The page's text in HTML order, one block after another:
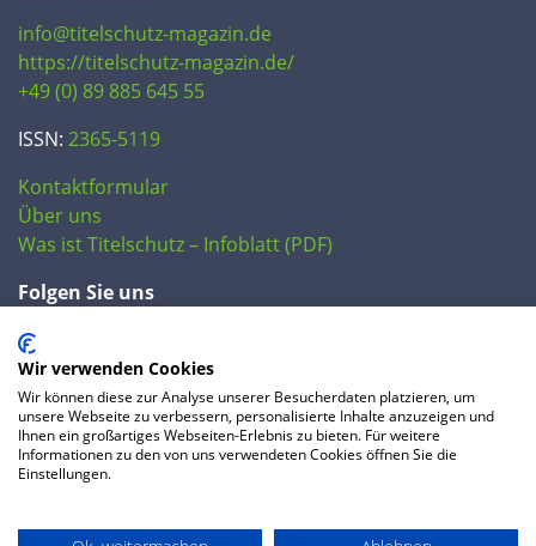
info@titelschutz-magazin.de
https://titelschutz-magazin.de/
+49 (0) 89 885 645 55
ISSN: 2365-5119
Kontaktformular
Über uns
Was ist Titelschutz – Infoblatt (PDF)
Folgen Sie uns
Wir verwenden Cookies
Wir können diese zur Analyse unserer Besucherdaten platzieren, um
unsere Webseite zu verbessern, personalisierte Inhalte anzuzeigen und
Ihnen ein großartiges Webseiten-Erlebnis zu bieten. Für weitere
Informationen zu den von uns verwendeten Cookies öffnen Sie die
Einstellungen.